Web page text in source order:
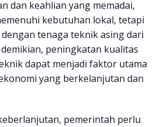
dan keahlian yang memadai,
kebutuhan lokal, tetapi
tenaga teknik asing dari
peningkatan kualitas
dapat menjadi faktor utama
yang berkelanjutan dan
pemerintah perlu